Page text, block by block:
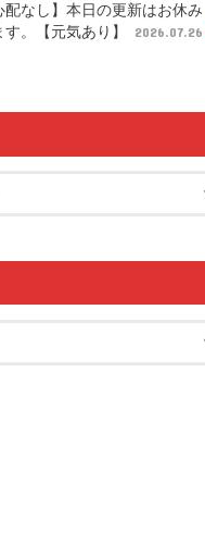
配なし】本日の更新はお休み
す。【元気あり】
2026.07.26